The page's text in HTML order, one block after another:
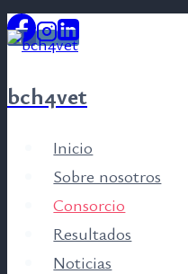
Saltar
contenido
bch4vet
Inicio
Sobre nosotros
Consorcio
Resultados
Noticias